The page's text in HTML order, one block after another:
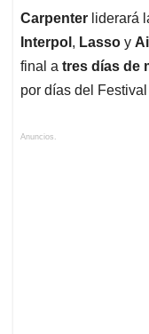
Carpenter liderará
Interpol , Lasso y
final a tres días de
por días del
Anuncios.